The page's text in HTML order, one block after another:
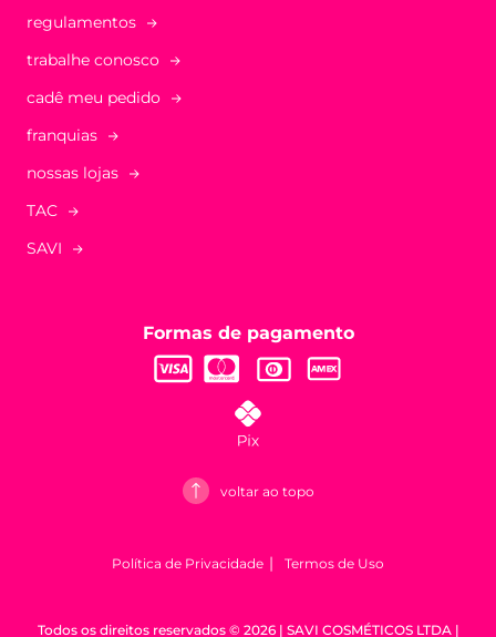
regulamentos
trabalhe conosco
cadê meu pedido
franquias
nossas lojas
TAC
SAVI
Formas de pagamento
voltar ao topo
Política de Privacidade Termos de Uso
Todos os direitos reservados © 2026 | SAVI COSMÉTICOS LTDA |